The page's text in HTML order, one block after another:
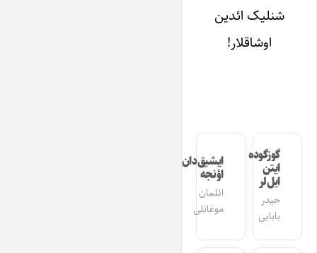
شنلیک ائدین
اوشاقلار!
گوزگوده
ایتن
ایل‌لر
حیدر
بابایی
ایشیق‌دان
اؤنجه
ائلمان
موغانلی